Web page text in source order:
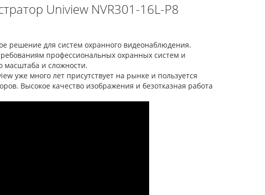
Uniview NVR301-16L-P8
решение для систем охранного видеонаблюдения.
профессиональных охранных систем и
масштаба и сложности.
уже много лет присутствует на рынке и пользуется
Высокое качество изображения и безотказная работа